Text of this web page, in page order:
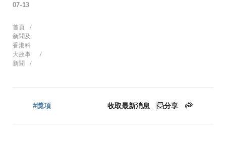
07-13
導
航
連
首頁
新聞及
香港科
大故事
新聞
#獎項 收取最新消息 分享